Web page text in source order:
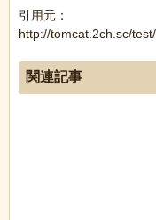
引用元：
http://tomcat.2ch.sc/
関連記事